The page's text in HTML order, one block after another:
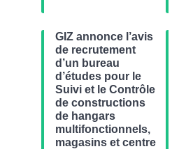
GIZ annonce l’avis
de recrutement
d’un bureau
d’études pour le
Suivi et le Contrôle
de constructions
de hangars
multifonctionnels,
magasins et centre